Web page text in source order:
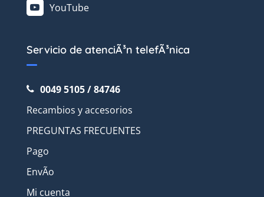
YouTube
Servicio de atenciÃ³n telefÃ³nica
0049 5105 / 84746
Recambios y accesorios
PREGUNTAS FRECUENTES
Pago
EnvÃ­o
Mi cuenta